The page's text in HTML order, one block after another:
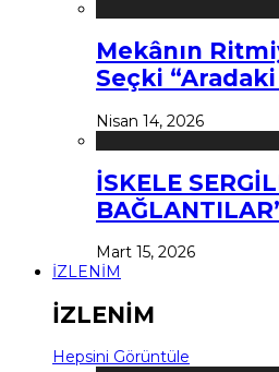
Mekânın
Seçki
Nisan 14, 2026
İSKELE
Mart 15, 2026
İZLENİM
İZLENİM
Hepsini Görüntüle